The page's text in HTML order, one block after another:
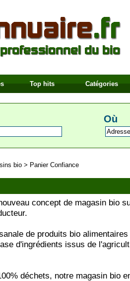
Top hits Catégories
Où
bio > Panier Confiance
concept de magasin bio
de produits bio alimentaires
d'ingrédients issus de
déchets, notre magasin bio